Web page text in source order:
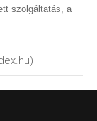
szolgáltatás, a